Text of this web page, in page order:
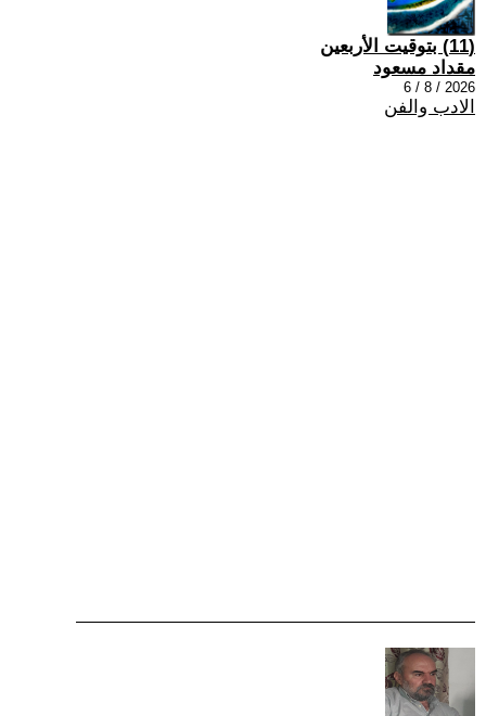
(11) بتوقيت الأربعين
مقداد مسعود
2026 / 8 / 6
الادب والفن